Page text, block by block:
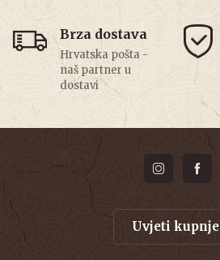
Brza dostava
Hrvatska pošta -
naš partner u
dostavi
Uvjeti kupnje